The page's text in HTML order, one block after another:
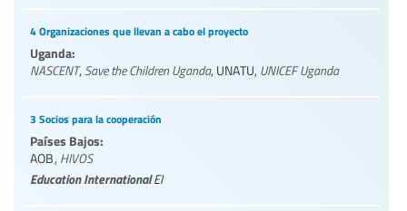
4 Organizaciones que llevan a cabo el proyecto
Uganda:
NASCENT, Save the Children Uganda, UNATU, UNICEF Uganda
3 Socios para la cooperación
Países Bajos:
AOB, HIVOS
Education InternationalEI